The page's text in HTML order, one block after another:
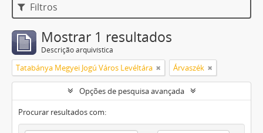
Filtros
Mostrar 1 resultados
Descrição arquivística
Tatabánya Megyei Jogú Város Levéltára Árvaszék
Opções de pesquisa avançada
Procurar resultados com: